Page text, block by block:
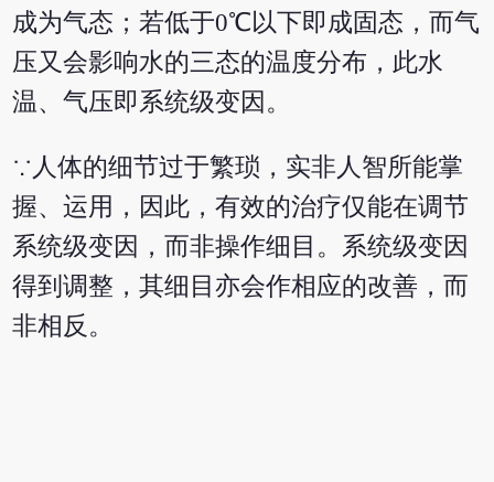
成为气态；若低于0℃以下即成固态，而气
压又会影响水的三态的温度分布，此水
温、气压即系统级变因。
∵人体的细节过于繁琐，实非人智所能掌
握、运用，因此，有效的治疗仅能在调节
系统级变因，而非操作细目。系统级变因
得到调整，其细目亦会作相应的改善，而
非相反。